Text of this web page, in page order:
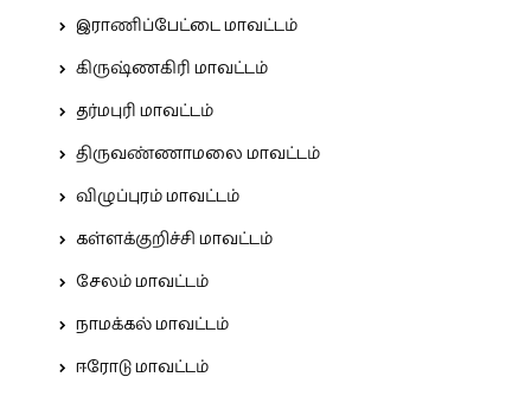
இராணிப்பேட்டை மாவட்டம்
கிருஷ்ணகிரி மாவட்டம்
தர்மபுரி மாவட்டம்
திருவண்ணாமலை மாவட்டம்
விழுப்புரம் மாவட்டம்
கள்ளக்குறிச்சி மாவட்டம்
சேலம் மாவட்டம்
நாமக்கல் மாவட்டம்
ஈரோடு மாவட்டம்